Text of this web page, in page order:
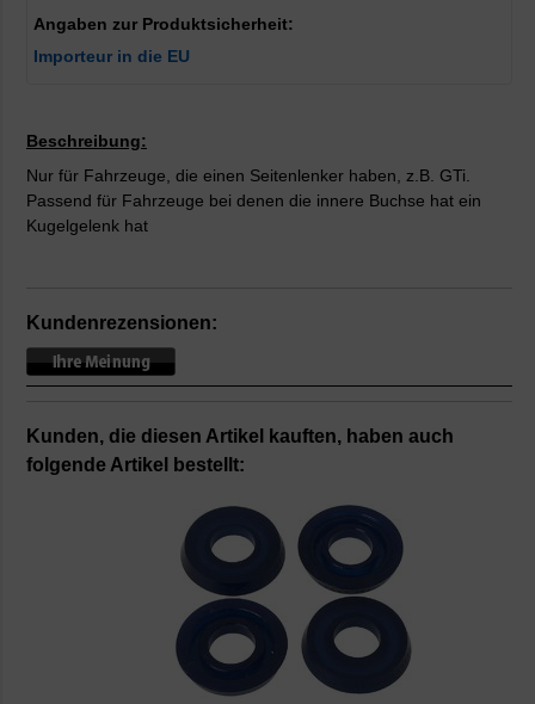
Angaben zur Produktsicherheit:
Importeur in die EU
Beschreibung:
Nur für Fahrzeuge, die einen Seitenlenker haben, z.B. GTi.
Passend für Fahrzeuge bei denen die innere Buchse hat ein
Kugelgelenk hat
Kundenrezensionen:
Kunden, die diesen Artikel kauften, haben auch
folgende Artikel bestellt: